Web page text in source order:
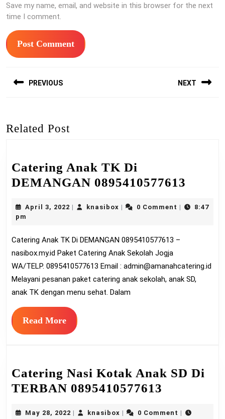
Save my name, email, and website in this browser for the next
time I comment.
navigation
PREVIOUS NEXT
Related Post
Catering Anak TK Di
DEMANGAN 0895410577613
TK
April 3, 2022 Aprilknasiboxknasibox0 Comment
8:47
pm
Catering Anak TK Di DEMANGAN 0895410577613 –
nasibox.my.id Paket Catering Anak Sekolah Jogja
WA/TELP. 0895410577613 Email : admin@amanahcatering.id
Melayani pesanan paket catering anak sekolah, anak SD,
anak TK dengan menu sehat. Dalam
Read MoreRead
More
Catering Nasi Kotak Anak SD Di
TERBAN 0895410577613
May 28, 2022 May
knasiboxknasibox0 Comment